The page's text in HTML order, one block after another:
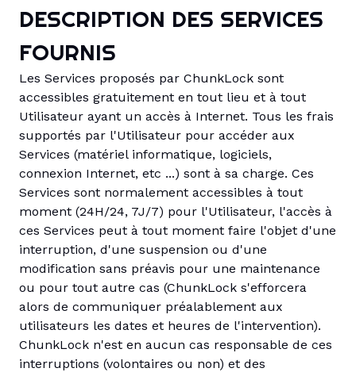
DESCRIPTION DES SERVICES
FOURNIS
Les Services proposés par ChunkLock sont
accessibles gratuitement en tout lieu et à tout
Utilisateur ayant un accès à Internet. Tous les frais
supportés par l'Utilisateur pour accéder aux
Services (matériel informatique, logiciels,
connexion Internet, etc ...) sont à sa charge. Ces
Services sont normalement accessibles à tout
moment (24H/24, 7J/7) pour l'Utilisateur, l'accès à
ces Services peut à tout moment faire l'objet d'une
interruption, d'une suspension ou d'une
modification sans préavis pour une maintenance
ou pour tout autre cas (ChunkLock s'efforcera
alors de communiquer préalablement aux
utilisateurs les dates et heures de l'intervention).
ChunkLock n'est en aucun cas responsable de ces
interruptions (volontaires ou non) et des